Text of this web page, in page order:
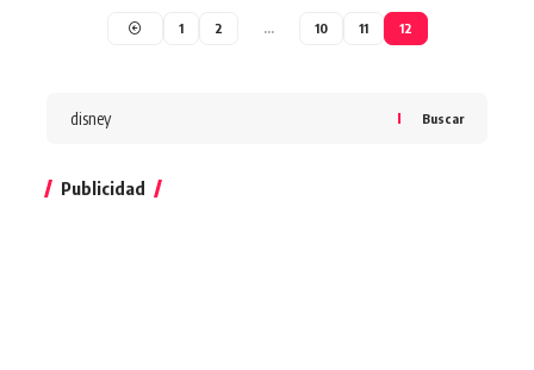
1 2 … 10 11 12
Buscar
Publicidad